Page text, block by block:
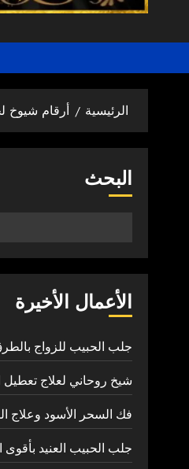
الرئيسية أرقام شيوخ
البحث
الأعمال الأخيرة
جلب الحبيب للزواج
شيخ روحاني لعلاج تعطيل
فك السحر الأسود وعلاج
جلب الحبيب العنيد بأقوى